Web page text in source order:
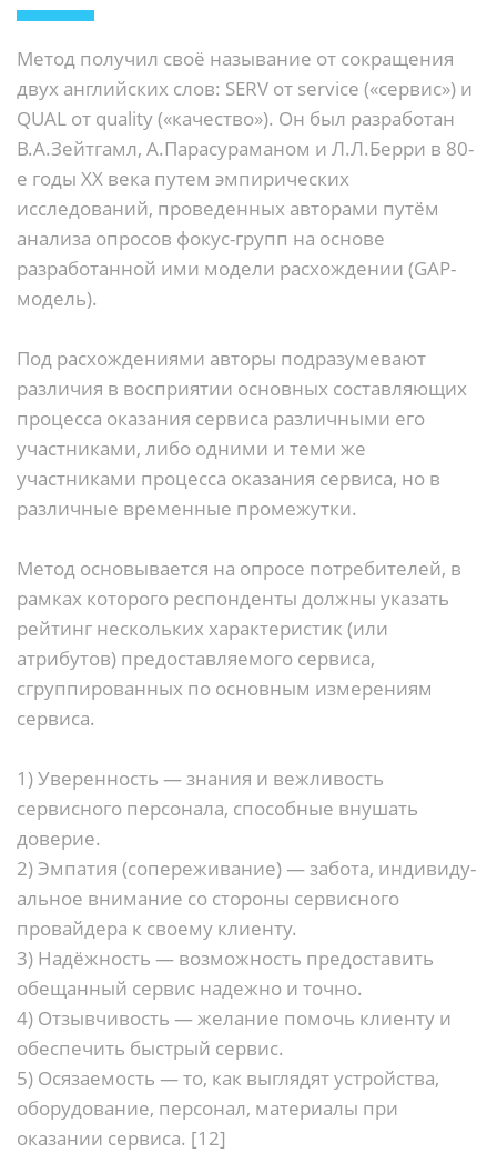
Метод получил своё называние от сокращения
двух английских слов: SERV от service («сервис») и
QUAL от quality («качество»). Он был разработан
В.А.Зейтгамл, А.Парасураманом и Л.Л.Берри в 80-
е годы XX века путем эмпирических
исследований, проведенных авторами путём
анализа опросов фокус-групп на основе
разработанной ими модели расхождении (GAP-
модель).
Под расхождениями авторы подразумевают
различия в восприятии основных составляющих
процесса оказания сервиса различными его
участниками, либо одними и теми же
участниками процесса оказания сервиса, но в
различные временные промежутки.
Метод основывается на опросе потребителей, в
рамках которого респонденты должны указать
рейтинг нескольких характеристик (или
атрибутов) предоставляемого сервиса,
сгруппированных по основным измерениям
сервиса.
1) Уверенность — знания и вежливость
сервисного персонала, способные внушать
доверие.
2) Эмпатия (сопереживание) — забота, индивиду-
альное внимание со стороны сервисного
провайдера к своему клиенту.
3) Надёжность — возможность предоставить
обещанный сервис надежно и точно.
4) Отзывчивость — желание помочь клиенту и
обеспечить быстрый сервис.
5) Осязаемость — то, как выглядят устройства,
оборудование, персонал, материалы при
оказании сервиса. [12]